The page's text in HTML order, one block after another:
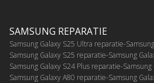
SAMSUNG REPARATIE
Samsung Galaxy S25 Ultra reparatie
Samsung Galaxy S25 reparatie Samsung
Samsung Galaxy S24 Plus reparatie
Samsung Galaxy A80 reparatie Samsung